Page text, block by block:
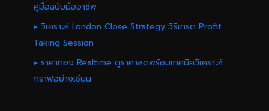
คู่มือฉบับมืออาชีพ
▸ วิเคราะห์ London Close Strategy วิธีเทรด Profit
Taking Session
▸ ราคาทอง Realtime ดูราคาสดพร้อมเทคนิควิเคราะห์
กราฟอย่างเซียน